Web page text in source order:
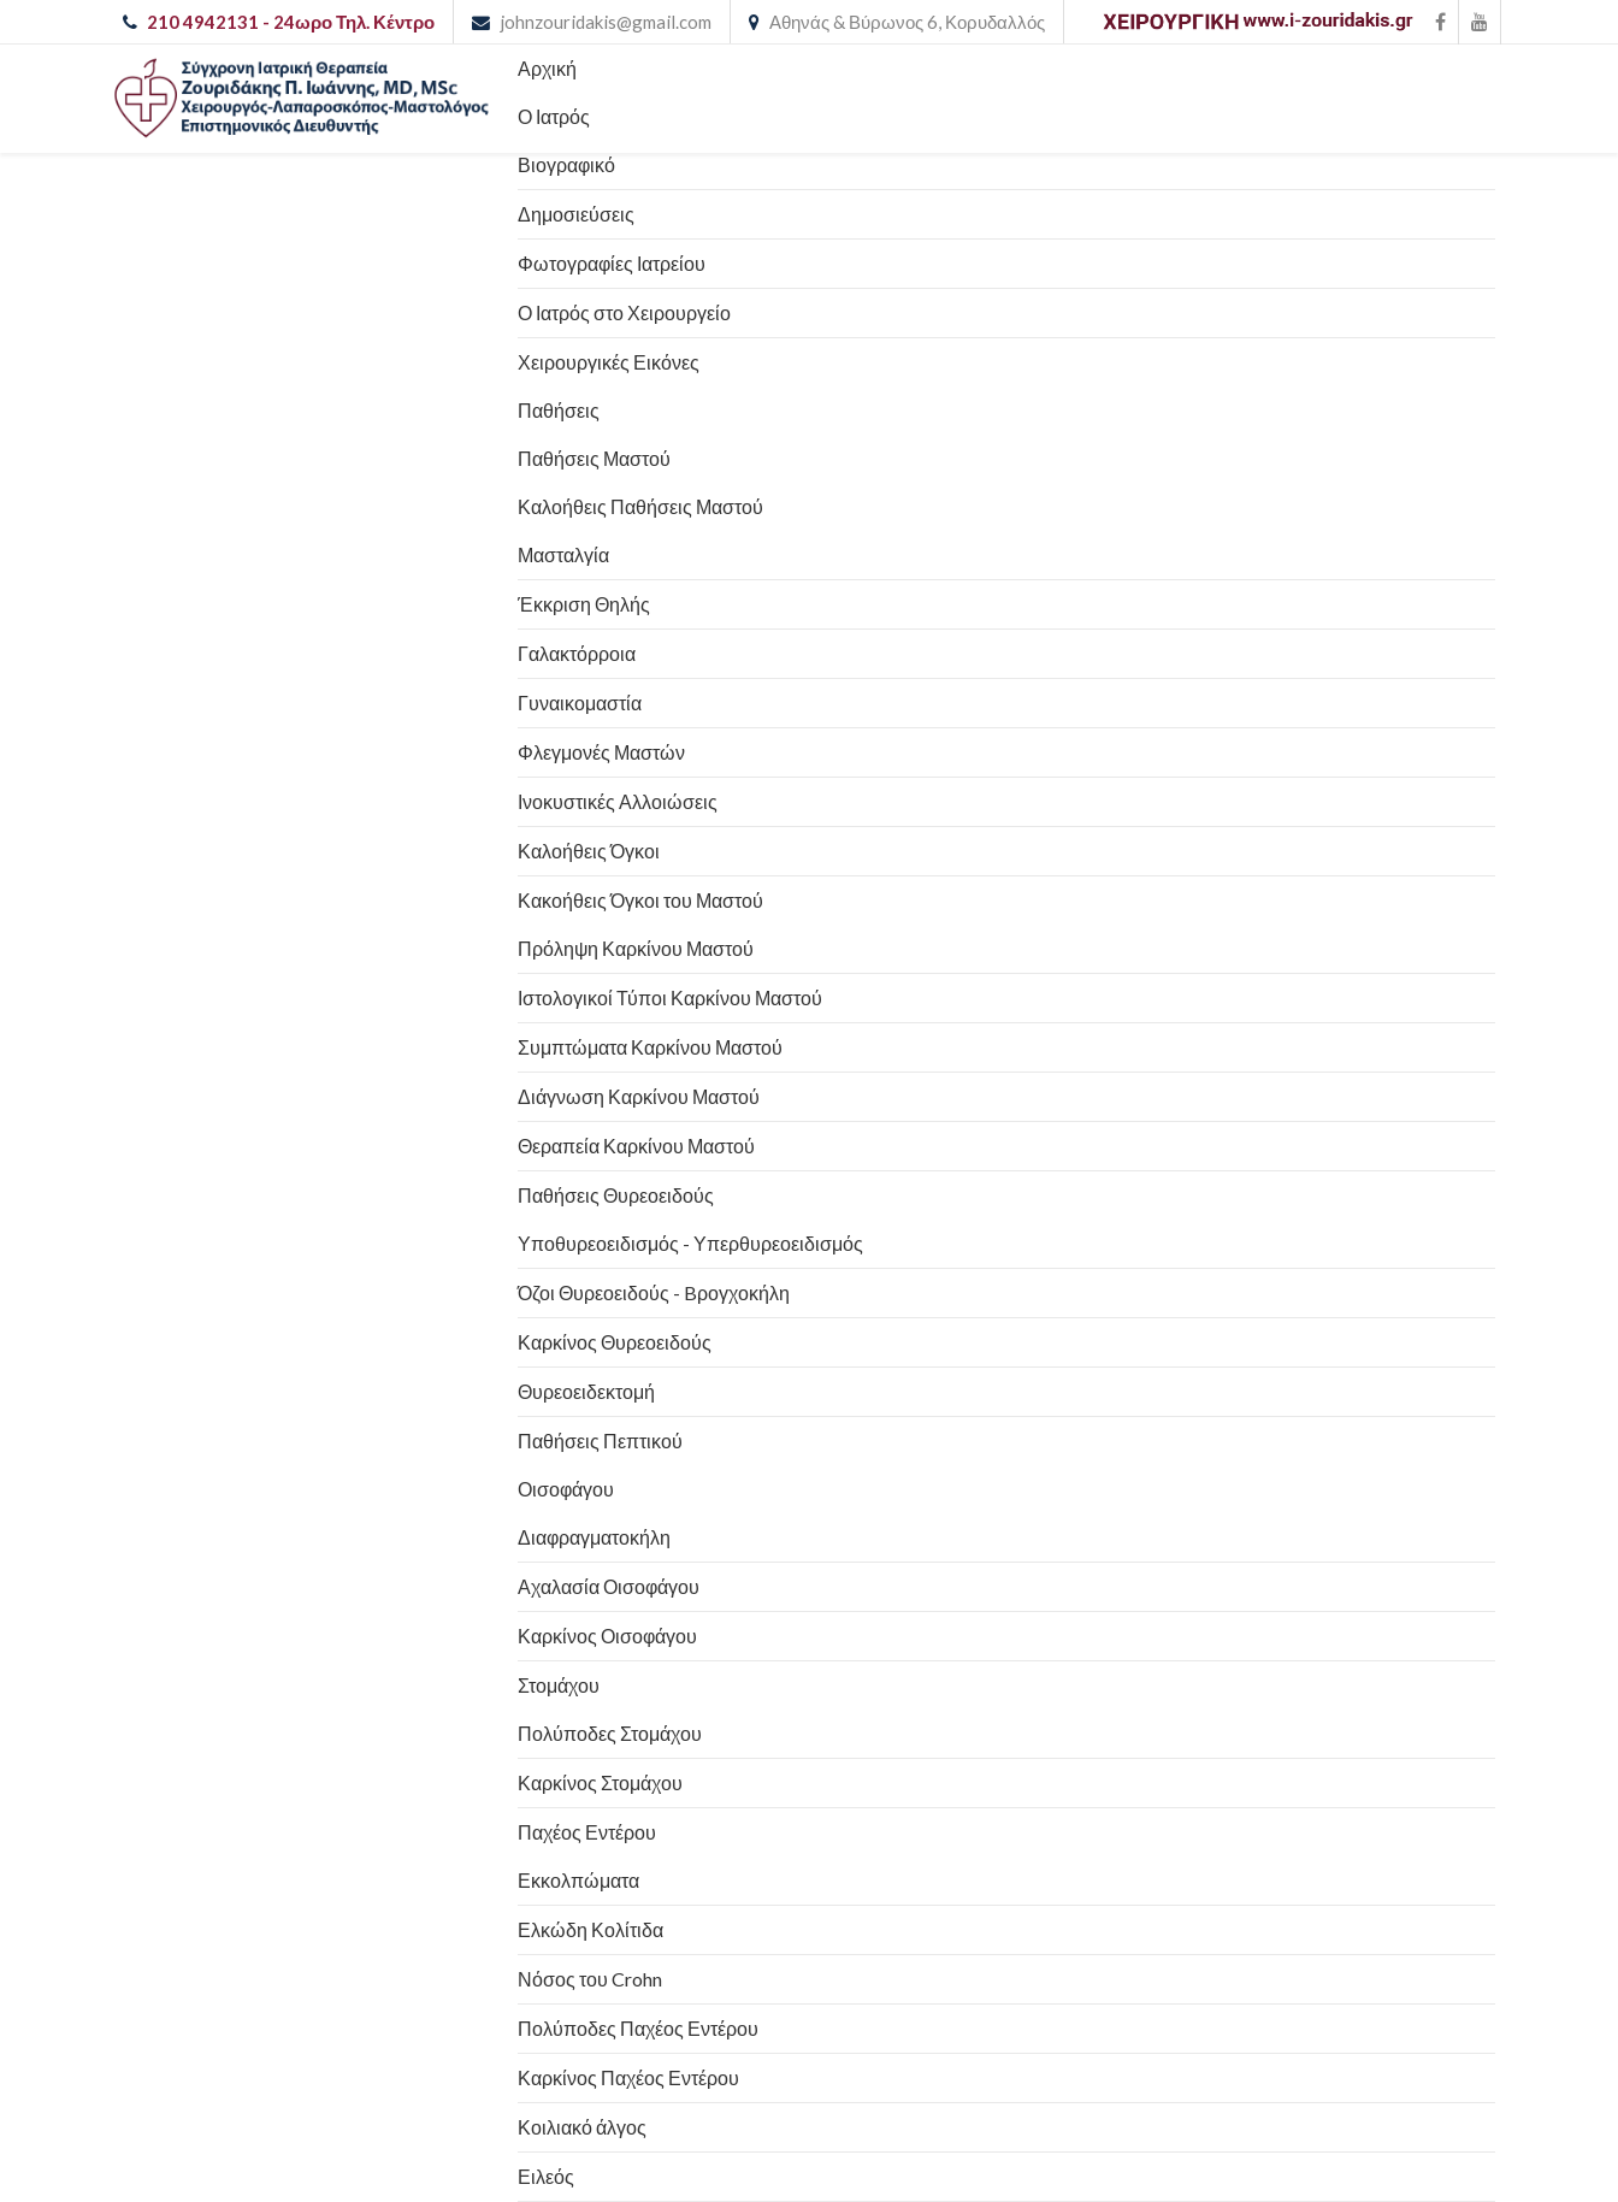
210 4942131 - 24ωρο Τηλ. Κέντρο johnzouridakis@gmail.com Αθηνάς & Βύρωνος 6, Κορυδαλλός
Αρχική
Ο Ιατρός
Βιογραφικό
Δημοσιεύσεις
Φωτογραφίες Ιατρείου
Ο Ιατρός στο Χειρουργείο
Χειρουργικές Εικόνες
Παθήσεις
Παθήσεις Μαστού
Καλοήθεις Παθήσεις Μαστού
Μασταλγία
Έκκριση Θηλής
Γαλακτόρροια
Γυναικομαστία
Φλεγμονές Μαστών
Ινοκυστικές Αλλοιώσεις
Καλοήθεις Όγκοι
Κακοήθεις Όγκοι του Μαστού
Πρόληψη Καρκίνου Μαστού
Ιστολογικοί Τύποι Καρκίνου Μαστού
Συμπτώματα Καρκίνου Μαστού
Διάγνωση Καρκίνου Μαστού
Θεραπεία Καρκίνου Μαστού
Παθήσεις Θυρεοειδούς
Υποθυρεοειδισμός - Υπερθυρεοειδισμός
Όζοι Θυρεοειδούς - Bρογχοκήλη
Καρκίνος Θυρεοειδούς
Θυρεοειδεκτομή
Παθήσεις Πεπτικού
Οισοφάγου
Διαφραγματοκήλη
Αχαλασία Οισοφάγου
Καρκίνος Οισοφάγου
Στομάχου
Πολύποδες Στομάχου
Καρκίνος Στομάχου
Παχέος Εντέρου
Εκκολπώματα
Ελκώδη Κολίτιδα
Νόσος του Crohn
Πολύποδες Παχέος Εντέρου
Καρκίνος Παχέος Εντέρου
Κοιλιακό άλγος
Ειλεός